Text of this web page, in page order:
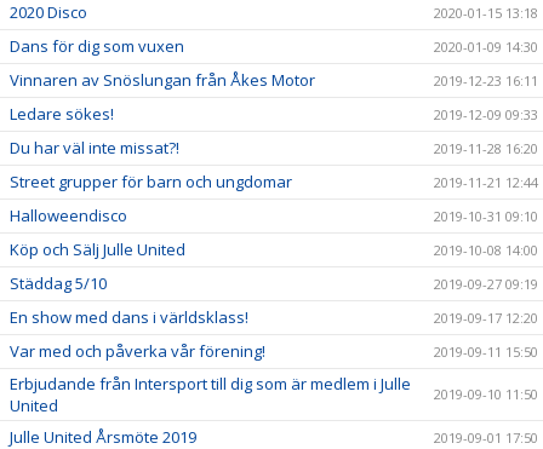
2020 Disco 2020-01-15 13:18
Dans för dig som vuxen 2020-01-09 14:30
Vinnaren av Snöslungan från Åkes Motor 2019-12-23 16:11
Ledare sökes! 2019-12-09 09:33
Du har väl inte missat?! 2019-11-28 16:20
Street grupper för barn och ungdomar 2019-11-21 12:44
Halloweendisco 2019-10-31 09:10
Köp och Sälj Julle United 2019-10-08 14:00
Städdag 5/10 2019-09-27 09:19
En show med dans i världsklass! 2019-09-17 12:20
Var med och påverka vår förening! 2019-09-11 15:50
Erbjudande från Intersport till dig som är medlem i Julle
United
2019-09-10 11:50
Julle United Årsmöte 2019 2019-09-01 17:50